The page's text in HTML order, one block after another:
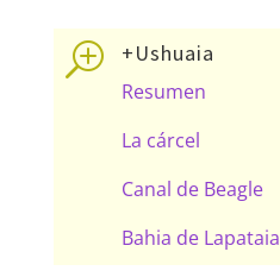
T +Ushuaia
Resumen
La cárcel
Canal de Beagle
Bahia de Lapataia